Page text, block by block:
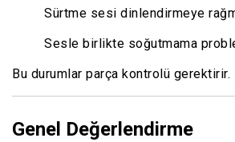
Sürtme sesi dinlendirmeye
Sesle birlikte soğutmama
Bu durumlar parça kontrolü gerektirir.
Genel Değerlendirme